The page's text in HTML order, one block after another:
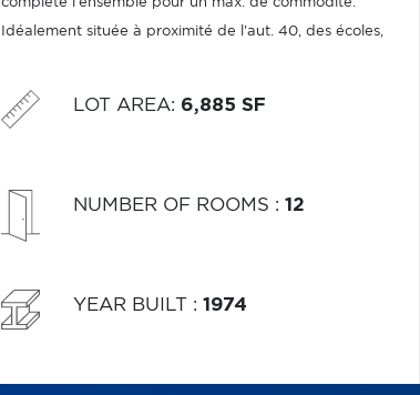
Idéalement située à proximité de l'aut. 40, des écoles,
essentiels. Emplacement de choix, une occasion à ne
pas manquer!
LOT AREA: 6,885 SF
NUMBER OF ROOMS : 12
YEAR BUILT : 1974